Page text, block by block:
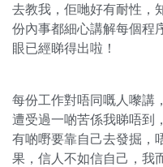
去教我，佢哋好有耐性，
份內事都細心講解每個程
眼已經睇得出啦！
每份工作對唔同嘅人嚟講
遭受過一啲苦係我睇唔到
有啲嘢要靠自己去發掘，
果，信人不如信自己，我